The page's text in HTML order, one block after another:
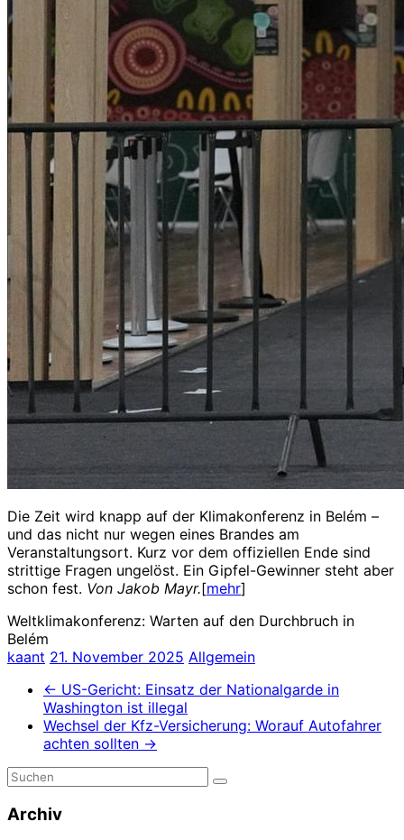
Die Zeit wird knapp auf der Klimakonferenz in Belém –
und das nicht nur wegen eines Brandes am
Veranstaltungsort. Kurz vor dem offiziellen Ende sind
strittige Fragen ungelöst. Ein Gipfel-Gewinner steht aber
schon fest. Von Jakob Mayr.[mehr]
Weltklimakonferenz: Warten auf den Durchbruch in
Belém
kaant 21. November 2025 Allgemein
← US-Gericht: Einsatz der Nationalgarde in
Washington ist illegal
Wechsel der Kfz-Versicherung: Worauf Autofahrer
achten sollten →
Archiv